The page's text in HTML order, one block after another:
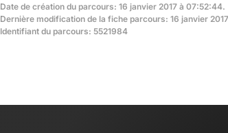
Date de création du parcours: 16 janvier 2017 à 07:52:44.
Dernière modification de la fiche parcours: 16 janvier
Identifiant du parcours: 5521984